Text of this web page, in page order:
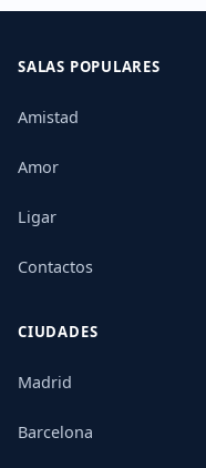
SALAS POPULARES
Amistad
Amor
Ligar
Contactos
CIUDADES
Madrid
Barcelona